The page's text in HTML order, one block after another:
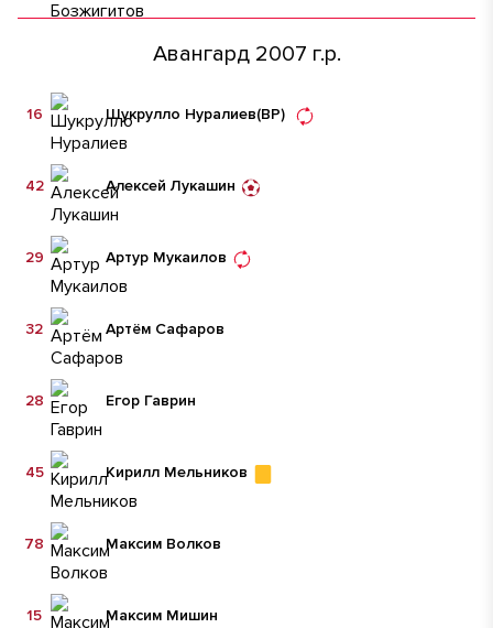
Авангард 2007 г.р.
Шукрулло Нуралиев(ВР)
16
Алексей Лукашин
42
Артур Мукаилов
29
Артём Сафаров
32
Егор Гаврин
28
Кирилл Мельников
45
Максим Волков
78
Максим Мишин
15